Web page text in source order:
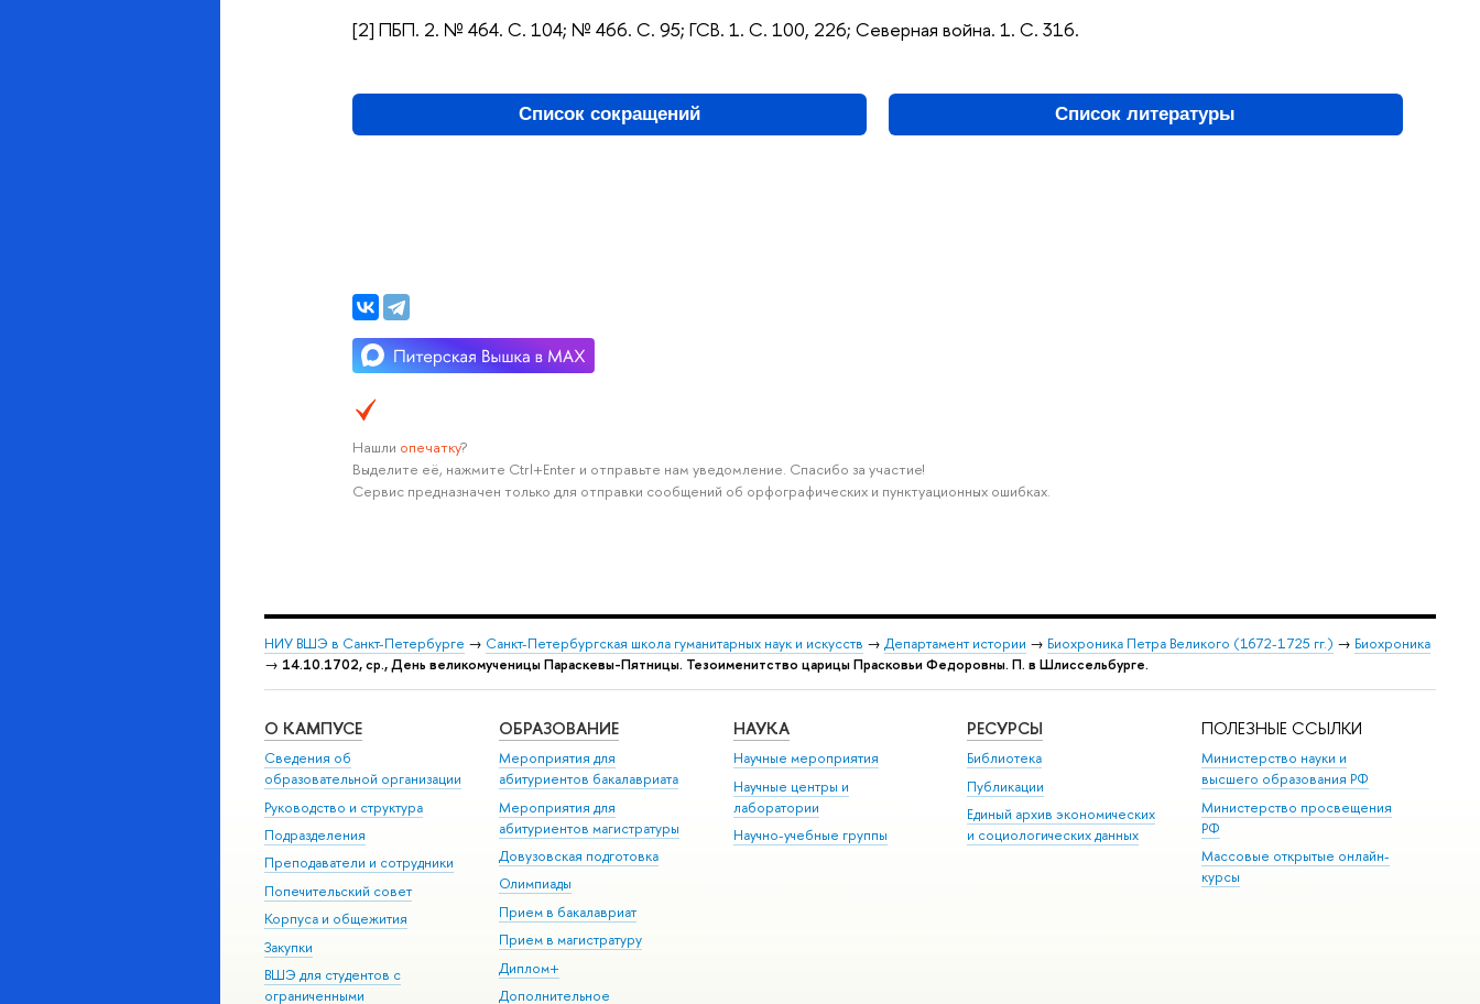
[2] ПБП. 2. № 464. С. 104; № 466. С. 95; ГСВ. 1. С. 100, 226; Северная война. 1. С. 316.
Список сокращений Список литературы
Нашли опечатку?
Выделите её, нажмите Ctrl+Enter и отправьте нам уведомление. Спасибо за участие!
Сервис предназначен только для отправки сообщений об орфографических и пунктуационных ошибках.
НИУ ВШЭ в Санкт-Петербурге → Санкт-Петербургская школа гуманитарных наук и искусств → Департамент истории → Биохроника Петра Великого (1672-1725 гг.) → Биохроника
→ 14.10.1702, ср., День великомученицы Параскевы-Пятницы. Тезоименитство царицы Прасковьи Федоровны. П. в Шлиссельбурге.
О КАМПУСЕ
Сведения об
образовательной организации
Руководство и структура
Подразделения
Преподаватели и сотрудники
Попечительский совет
Корпуса и общежития
Закупки
ВШЭ для студентов с
ограниченными
ОБРАЗОВАНИЕ
Мероприятия для
абитуриентов бакалавриата
Мероприятия для
абитуриентов магистратуры
Довузовская подготовка
Олимпиады
Прием в бакалавриат
Прием в магистратуру
Диплом+
Дополнительное
НАУКА
Научные мероприятия
Научные центры и
лаборатории
Научно-учебные группы
РЕСУРСЫ
Библиотека
Публикации
Единый архив экономических
и социологических данных
ПОЛЕЗНЫЕ ССЫЛКИ
Министерство науки и
высшего образования РФ
Министерство просвещения
РФ
Массовые открытые онлайн-
курсы